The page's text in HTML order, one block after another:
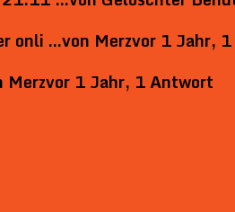
onli …von Merzvor 1 Jahr,
Merzvor 1 Jahr, 1 Antwort